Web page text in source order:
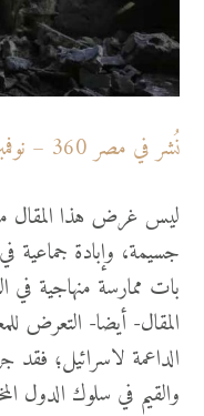
نُشر في مصر 360 – نوفمبر 2023
ليس غرض هذا المقال
جسيمة، وإبادة جماعية
بات ممارسة منهاجية
المقال- أيضا- التعرض
الداعمة لاسرائيل؛ فقد
والقيم في سلوك الدول